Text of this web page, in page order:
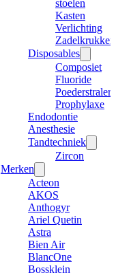
stoelen
Kasten
Verlichting
Zadelkrukken
Disposables
Composiet
Fluoride
Poederstraler
Prophylaxe
Endodontie
Anesthesie
Tandtechniek
Zircon
Merken
Acteon
AKOS
Anthogyr
Ariel Quetin
Astra
Bien Air
BlancOne
Bossklein